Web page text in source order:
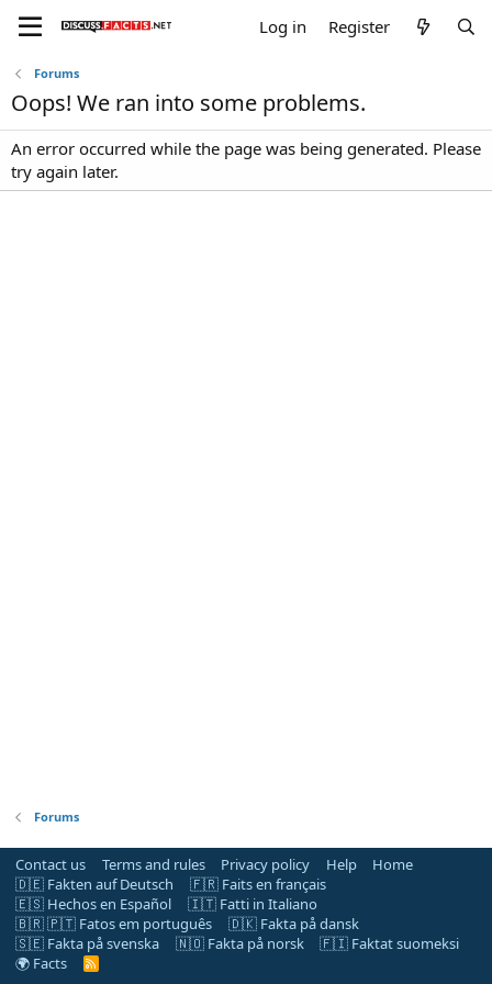
Log in Register
Forums
Oops! We ran into some problems.
An error occurred while the page was being generated. Please
try again later.
Forums
Contact us Terms and rules Privacy policy Help
Home
🇩🇪 Fakten auf Deutsch
🇫🇷 Faits en français
🇪🇸 Hechos en Español
🇮🇹 Fatti in Italiano
🇧🇷 🇵🇹 Fatos em português
🇩🇰 Fakta på dansk
🇸🇪 Fakta på svenska
🇳🇴 Fakta på norsk
🇫🇮 Faktat suomeksi
🌍 Facts
R